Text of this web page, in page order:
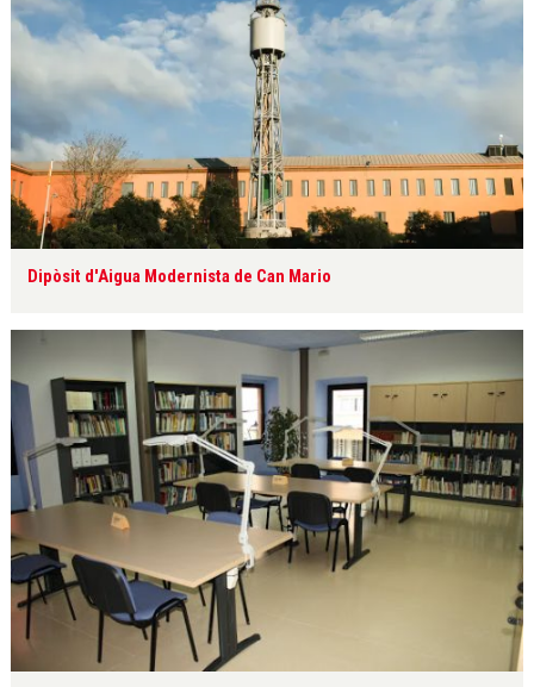
Dipòsit d'Aigua Modernista de Can Mario